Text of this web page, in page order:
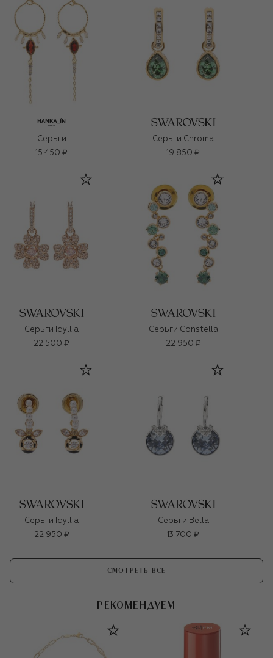
Серьги
15 450 ₽
Серьги Chroma
19 850 ₽
Серьги Idyllia
22 500 ₽
Серьги Constella
22 950 ₽
Серьги Idyllia
22 950 ₽
Серьги Bella
13 700 ₽
СМОТРЕТЬ ВСЕ
РЕКОМЕНДУЕМ